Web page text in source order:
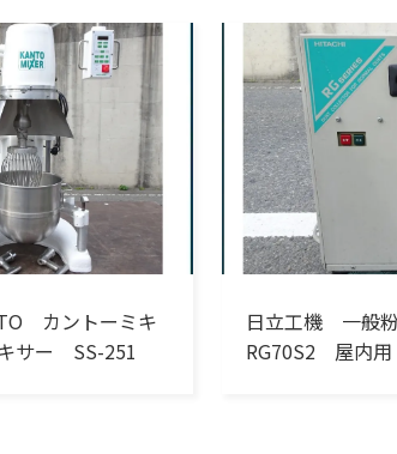
カントーミキ
サー SS-251
日立工機 一般
RG70S2 屋内